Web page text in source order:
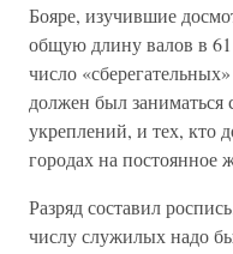
Бояре, изучившие
общую длину валов в
число
должен был заниматься
укреплений, и тех, кто
городах на постоянное
Разряд составил
числу служилых надо